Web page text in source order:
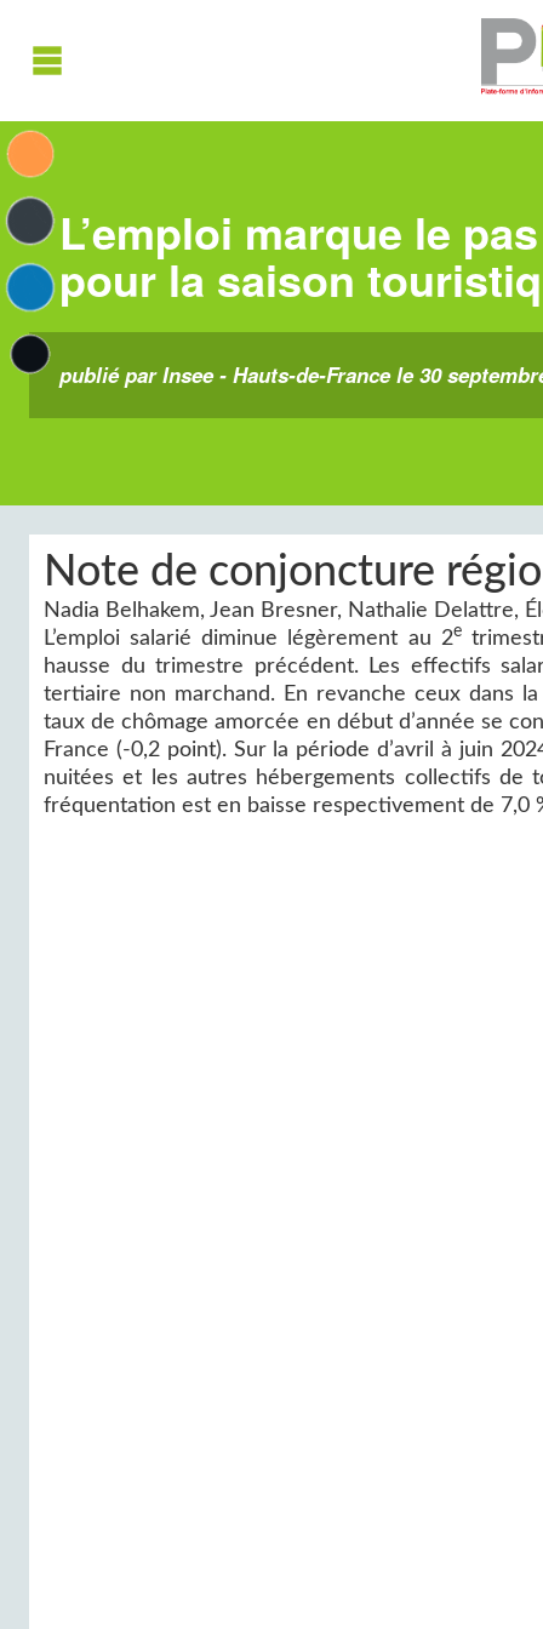
L’emploi marque le
pour la saison
publié par Insee - Hauts-de-France le 30
Note de conjoncture
Nadia Belhakem, Jean Bresner, Nathalie Delattre,
L’emploi salarié diminue légèrement au 2e
hausse du trimestre précédent. Les effectifs
tertiaire non marchand. En revanche ceux dans
taux de chômage amorcée en début d’année se
France (-0,2 point). Sur la période d’avril à juin
nuitées et les autres hébergements collectifs de
fréquentation est en baisse respectivement de 7,0